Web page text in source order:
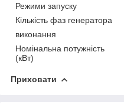
Режими запуску
Кількість фаз генератора
виконання
Номінальна потужність
(кВт)
Приховати